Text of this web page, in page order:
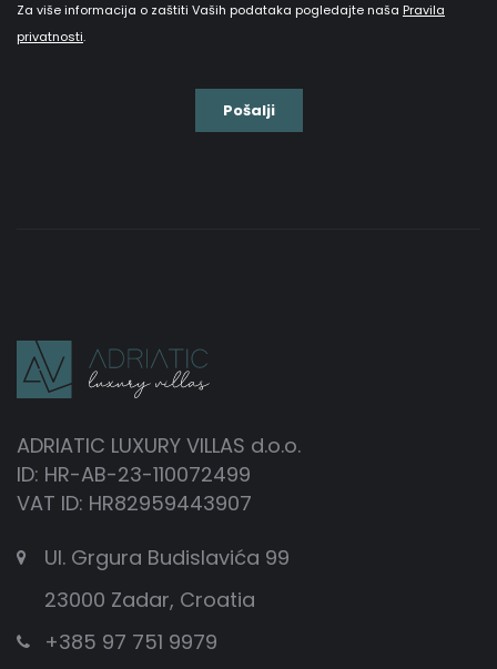
ADRIATIC LUXURY VILLAS d.o.o.
ID: HR-AB-23-110072499
VAT ID: HR82959443907
Ul. Grgura Budislavića 99
23000 Zadar, Croatia
+385 97 751 9979